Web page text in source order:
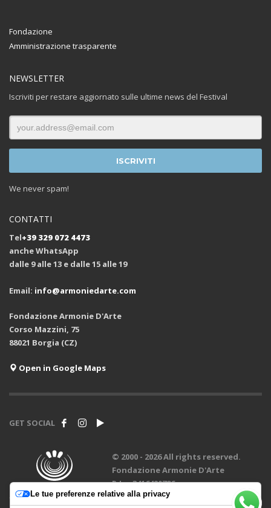
Fondazione
Amministrazione trasparente
NEWSLETTER
Iscriviti per restare aggiornato sulle ultime news del Festival
We never spam!
CONTATTI
Tel+39 329 072 4473
anche WhatsApp
dalle 9 alle 13 e dalle 15 alle 19
Email: info@armoniedarte.com
Fondazione Armonie D'Arte
Corso Mazzini, 75
88021 Borgia (CZ)
Open in Google Maps
GET SOCIAL
© 2000 - 2026 All rights reserved.
Fondazione Armonie D'Arte
P.Iva 3416420796
design byCreadiva
Le tue preferenze relative alla privacy